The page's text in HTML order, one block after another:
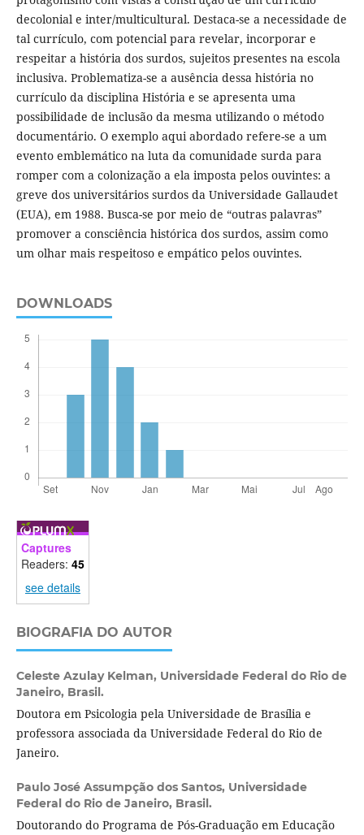
decolonial e inter/multicultural. Destaca-se a necessidade de
tal currículo, com potencial para revelar, incorporar e
respeitar a história dos surdos, sujeitos presentes na escola
inclusiva. Problematiza-se a ausência dessa história no
currículo da disciplina História e se apresenta uma
possibilidade de inclusão da mesma utilizando o método
documentário. O exemplo aqui abordado refere-se a um
evento emblemático na luta da comunidade surda para
romper com a colonização a ela imposta pelos ouvintes: a
greve dos universitários surdos da Universidade Gallaudet
(EUA), em 1988. Busca-se por meio de “outras palavras”
promover a consciência histórica dos surdos, assim como
um olhar mais respeitoso e empático pelos ouvintes.
DOWNLOADS
Captures
Readers: 45
see details
BIOGRAFIA DO AUTOR
Celeste Azulay Kelman, Universidade Federal do Rio de
Janeiro, Brasil.
Doutora em Psicologia pela Universidade de Brasília e
professora associada da Universidade Federal do Rio de
Janeiro.
Paulo José Assumpção dos Santos, Universidade
Federal do Rio de Janeiro, Brasil.
Doutorando do Programa de Pós-Graduação em Educação